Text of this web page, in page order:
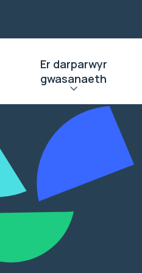
Er darparwyr
gwasanaeth